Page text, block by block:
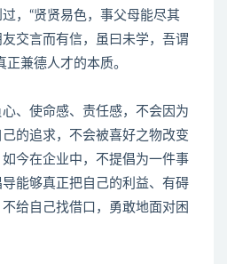
，“贤贤易色，事父母能尽其
交言而有信，虽曰未学，吾谓
正兼德人才的本质。
、使命感、责任感，不会因为
的追求，不会被喜好之物改变
今在企业中，不提倡为一件事
能够真正把自己的利益、有碍
给自己找借口，勇敢地面对困